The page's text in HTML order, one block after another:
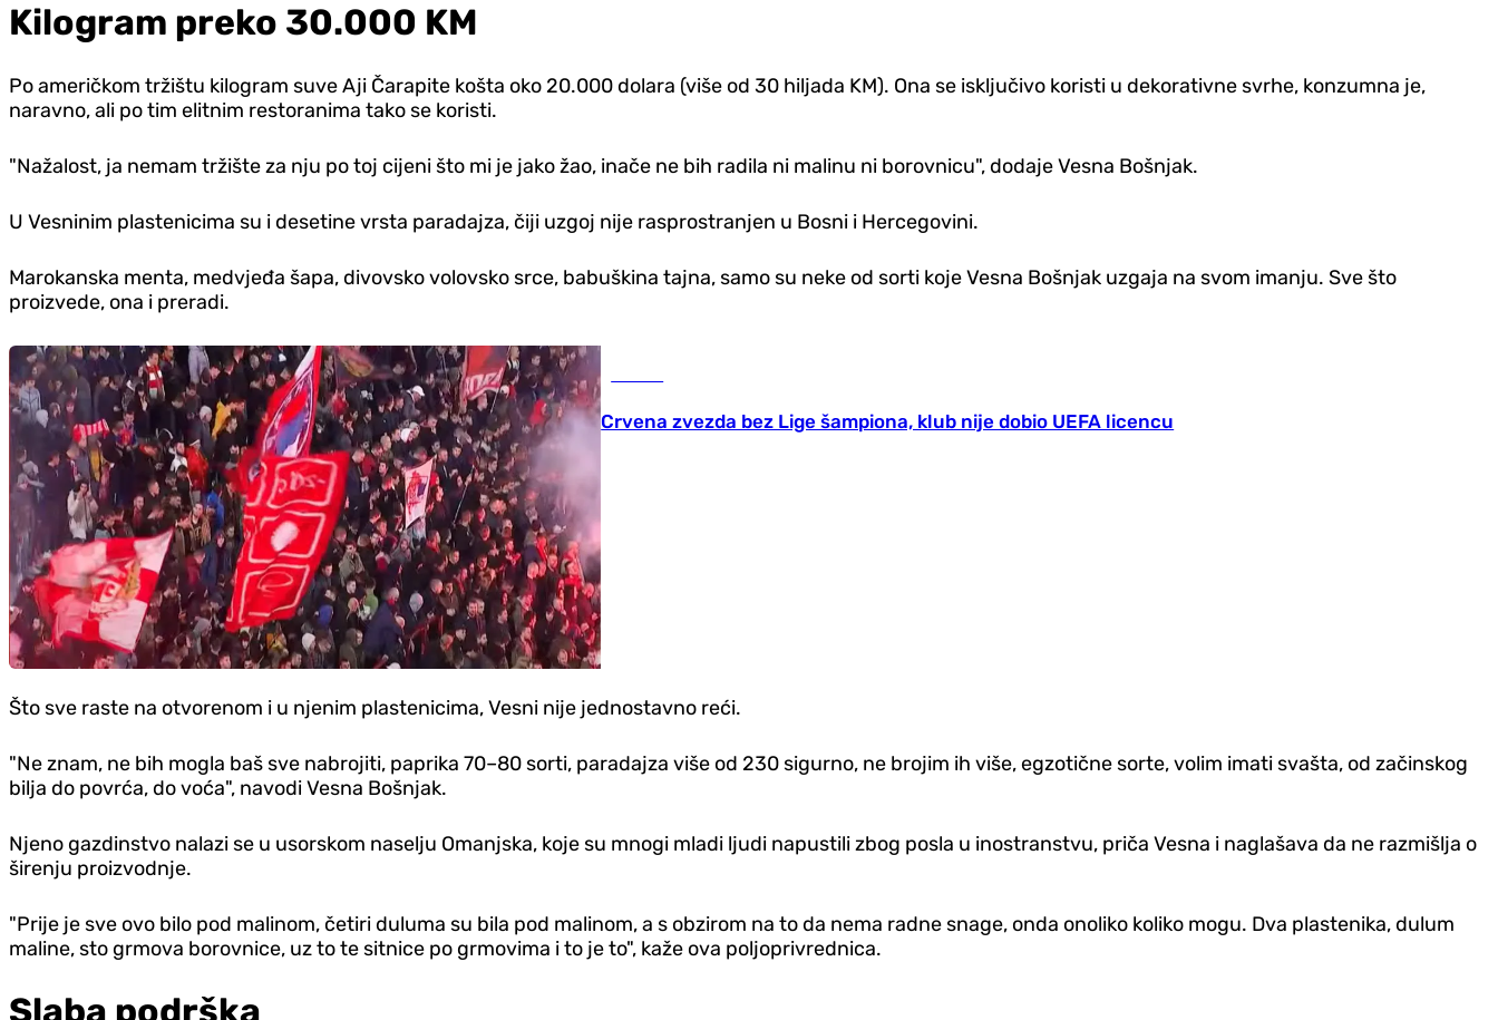
Kilogram preko 30.000 KM
Po američkom tržištu kilogram suve Aji Čarapite košta oko 20.000 dolara (više od 30 hiljada KM). Ona se isključivo koristi u dekorativne svrhe, konzumna je,
naravno, ali po tim elitnim restoranima tako se koristi.
"Nažalost, ja nemam tržište za nju po toj cijeni što mi je jako žao, inače ne bih radila ni malinu ni borovnicu", dodaje Vesna Bošnjak.
U Vesninim plastenicima su i desetine vrsta paradajza, čiji uzgoj nije rasprostranjen u Bosni i Hercegovini.
Marokanska menta, medvjeđa šapa, divovsko volovsko srce, babuškina tajna, samo su neke od sorti koje Vesna Bošnjak uzgaja na svom imanju. Sve što
proizvede, ona i preradi.
Crvena zvezda bez Lige šampiona, klub nije dobio UEFA licencu
Što sve raste na otvorenom i u njenim plastenicima, Vesni nije jednostavno reći.
"Ne znam, ne bih mogla baš sve nabrojiti, paprika 70–80 sorti, paradajza više od 230 sigurno, ne brojim ih više, egzotične sorte, volim imati svašta, od začinskog
bilja do povrća, do voća", navodi Vesna Bošnjak.
Njeno gazdinstvo nalazi se u usorskom naselju Omanjska, koje su mnogi mladi ljudi napustili zbog posla u inostranstvu, priča Vesna i naglašava da ne razmišlja o
širenju proizvodnje.
"Prije je sve ovo bilo pod malinom, četiri duluma su bila pod malinom, a s obzirom na to da nema radne snage, onda onoliko koliko mogu. Dva plastenika, dulum
maline, sto grmova borovnice, uz to te sitnice po grmovima i to je to", kaže ova poljoprivrednica.